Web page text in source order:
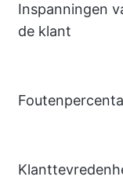
Inspanningen
de klant